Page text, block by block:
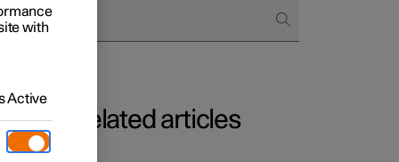
Related articles
with
Active